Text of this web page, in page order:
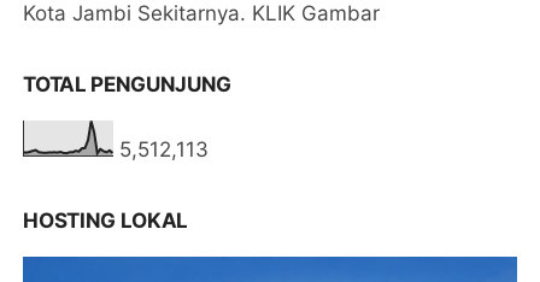
Kota Jambi Sekitarnya. KLIK Gambar
TOTAL PENGUNJUNG
5,512,113
HOSTING LOKAL